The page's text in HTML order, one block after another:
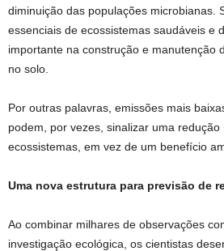
diminuição das populações microbianas.
essenciais de ecossistemas saudáveis ​​e
importante na construção e manutenção
no solo.
Por outras palavras, emissões mais
podem, por vezes, sinalizar uma redução
ecossistemas, em vez de um benefício
Uma nova estrutura para previsão de
Ao combinar milhares de observações
investigação ecológica, os cientistas